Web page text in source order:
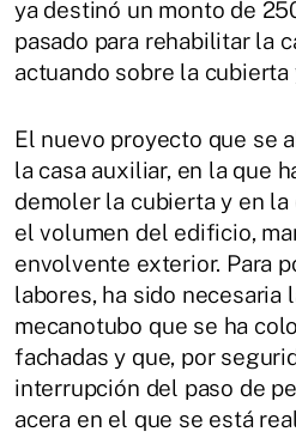
ya destinó un monto de
pasado para rehabilitar la
actuando sobre la
El nuevo proyecto que se
la casa auxiliar, en la que
demoler la cubierta y en la
el volumen del edificio,
envolvente exterior. Para
labores, ha sido necesaria
mecanotubo que se ha
fachadas y que, por
interrupción del paso de
acera en el que se está